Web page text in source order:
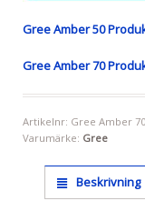
Gree Amber 50
Gree Amber 70
Artikelnr: Gree Amber 70
Varumärke: Gree
Beskrivning